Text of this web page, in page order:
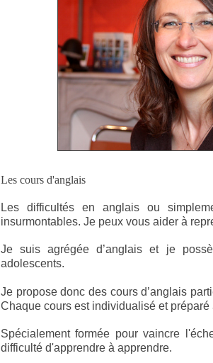
Les cours d'anglais
Les difficultés en anglais ou
insurmontables. Je peux vous aider à
Je suis agrégée d’anglais et je
adolescents.
Je propose donc des cours d’anglais
Chaque cours est individualisé et préparé
Spécialement formée pour vaincre
difficulté d'apprendre à apprendre.